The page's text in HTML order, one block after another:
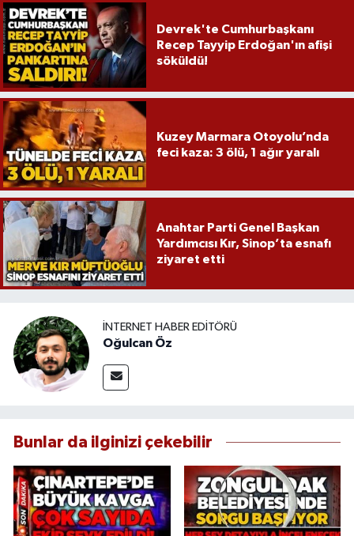
Devrek'te Cumhurbaşkanı
Recep Tayyip Erdoğan'ın afişi
söküldü!
Kuzey Marmara Otoyolu’nda
feci kaza: 3 ölü, 1 ağır yaralı
Anahtar Parti Genel Başkan
Yardımcısı Kır, Sinop’ta esnafı
ziyaret etti
İNTERNET HABER EDITÖRÜ
Oğulcan Öz
Bunlar da ilginizi çekebilir